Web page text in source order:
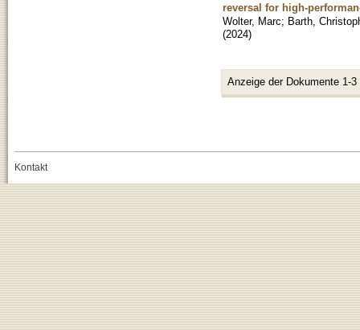
reversal for high-
Wolter, Marc; Barth,
(2024)
Anzeige der Dokumente 1-3
Kontakt